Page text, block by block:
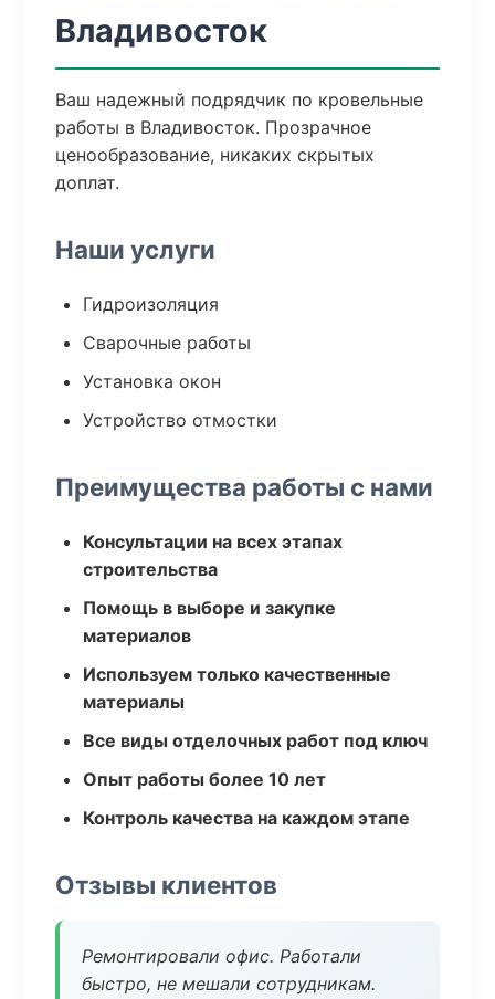
Владивосток
Ваш надежный подрядчик по кровельные
работы в Владивосток. Прозрачное
ценообразование, никаких скрытых
доплат.
Наши услуги
Гидроизоляция
Сварочные работы
Установка окон
Устройство отмостки
Преимущества работы с нами
Консультации на всех этапах
строительства
Помощь в выборе и закупке
материалов
Используем только качественные
материалы
Все виды отделочных работ под ключ
Опыт работы более 10 лет
Контроль качества на каждом этапе
Отзывы клиентов
Ремонтировали офис. Работали
быстро, не мешали сотрудникам.